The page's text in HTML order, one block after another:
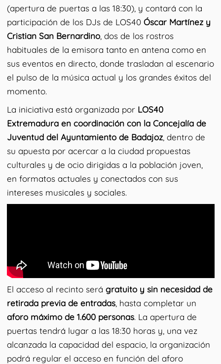
(apertura de puertas a las 18:30), y contará con la
participación de los DJs de LOS40 Óscar Martínez y
Cristian San Bernardino, dos de los rostros
habituales de la emisora tanto en antena como en
sus eventos en directo, donde trasladan al escenario
el pulso de la música actual y los grandes éxitos del
momento.
La iniciativa está organizada por LOS40
Extremadura en coordinación con la Concejalía de
Juventud del Ayuntamiento de Badajoz, dentro de
su apuesta por acercar a la ciudad propuestas
culturales y de ocio dirigidas a la población joven,
en formatos actuales y conectados con sus
intereses musicales y sociales.
El acceso al recinto será gratuito y sin necesidad de
retirada previa de entradas, hasta completar un
aforo máximo de 1.600 personas. La apertura de
puertas tendrá lugar a las 18:30 horas y, una vez
alcanzada la capacidad del espacio, la organización
podrá regular el acceso en función del aforo